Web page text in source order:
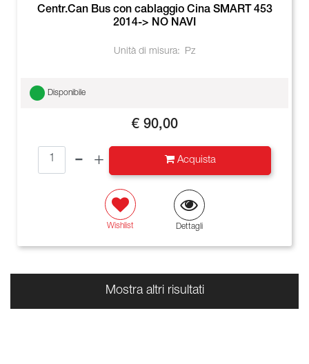
Centr.Can Bus con cablaggio Cina SMART 453
2014-> NO NAVI
Unità di misura: Pz
Disponibile
€ 90,00
Acquista
Wishlist Dettagli
Mostra altri risultati